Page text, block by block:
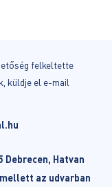
felkeltette
küldje el e-mail
Debrecen, Hatvan
az udvarban